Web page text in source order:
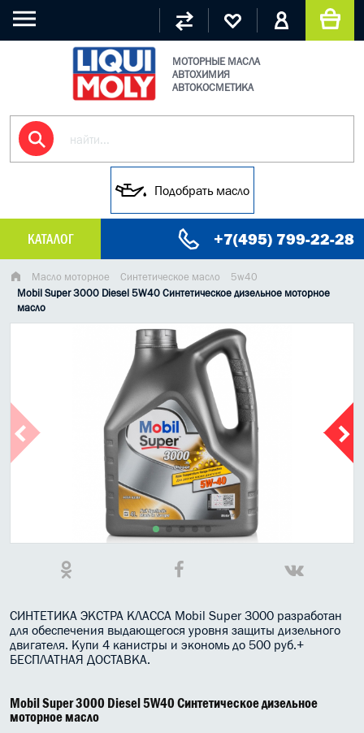
МОТОРНЫЕ МАСЛА
АВТОХИМИЯ
АВТОКОСМЕТИКА
Подобрать масло
КАТАЛОГ +7(495) 799-22-28
МАСЛО МОТОРНОЕ
ГРУЗОВЫЕ МАСЛА
ГИДРАВЛИЧЕСКИЕ МАСЛА
КОНСИСТЕНТНАЯ СМАЗКА
БОЧКИ МАСЛА
ИНДУСТРИАЛЬНЫЕ МАСЛА
АНТИФРИЗЫ СПЕЦЖИДКОСТИ
ПРИСАДКИ АВТОХИМИЯ
МОТО МАСЛА
Масло моторное Синтетическое масло
5w40
Mobil Super 3000 Diesel 5W40 Синтетическое дизельное моторное
масло
СИНТЕТИКА ЭКСТРА КЛАССА Mobil Super 3000 разработан
для обеспечения выдающегося уровня защиты дизельного
двигателя. Купи 4 канистры и экономь до 500 руб.+
БЕСПЛАТНАЯ ДОСТАВКА.
Mobil Super 3000 Diesel 5W40 Синтетическое дизельное
моторное масло